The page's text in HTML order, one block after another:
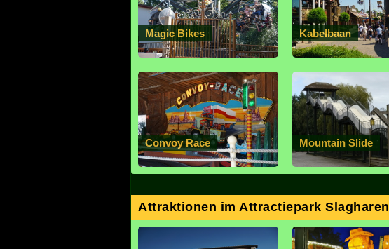
Magic Bikes Kabelbaan
Convoy Race Mountain Slide
Attraktionen im Attractiepark Slagharen